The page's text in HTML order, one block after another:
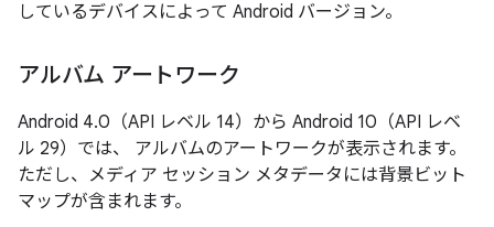
しているデバイスによって Android バージョン。
アルバム アートワーク
Android 4.0（API レベル 14）から Android 10（API レベ
ル 29）では、 アルバムのアートワークが表示されます。
ただし、メディア セッション メタデータには背景ビット
マップが含まれます。